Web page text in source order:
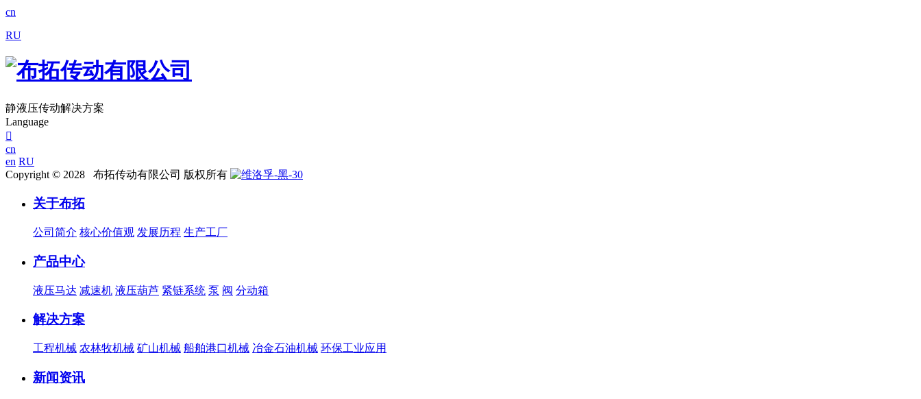
cn
RU
静液压传动解决方案
Language

cn
en RU
Copyright © 2028 布拓传动有限公司 版权所有
关于布拓
公司简介 核心价值观 发展历程 生产工厂
产品中心
液压马达 减速机 液压葫芦 紧链系统 泵 阀 分动箱
解决方案
工程机械 农林牧机械 矿山机械 船舶港口机械 冶金石油机械 环保工业应用
新闻资讯